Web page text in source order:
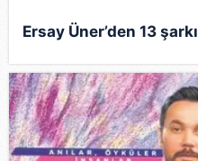
Ersay Üner’den 13 şarkı